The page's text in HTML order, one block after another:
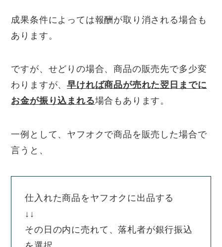
成果条件によっては報酬が取り消される場合も
あります。
ですが、せどりの場合、商品の販売先で多少変
わりますが、早ければ商品が売れた翌日までに
お金が振り込まれる場合もあります。
一例として、ヤフオクで商品を販売した場合で
言うと、
仕入れた商品をヤフオクに出品する
↓↓
その日の内に売れて、落札者が銀行振込